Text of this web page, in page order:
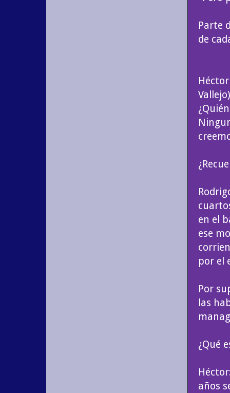
Parte
de
Vallejo)
en el
ese
por el
Por
las
¿Qué
años